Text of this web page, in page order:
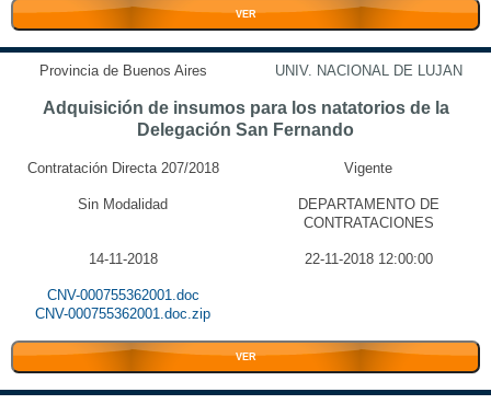
VER
Provincia de Buenos Aires UNIV. NACIONAL DE LUJAN
Adquisición de insumos para los natatorios de la
Delegación San Fernando
Contratación Directa 207/2018 Vigente
Sin Modalidad
DEPARTAMENTO DE
CONTRATACIONES
14-11-2018 22-11-2018 12:00:00
CNV-000755362001.doc
CNV-000755362001.doc.zip
VER